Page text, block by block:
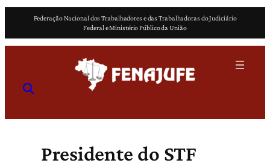
o
Federação Nacional dos Trabalhadores e das Trabalhadoras do Judiciário
Federal e Ministério Público da União
Presidente do STF